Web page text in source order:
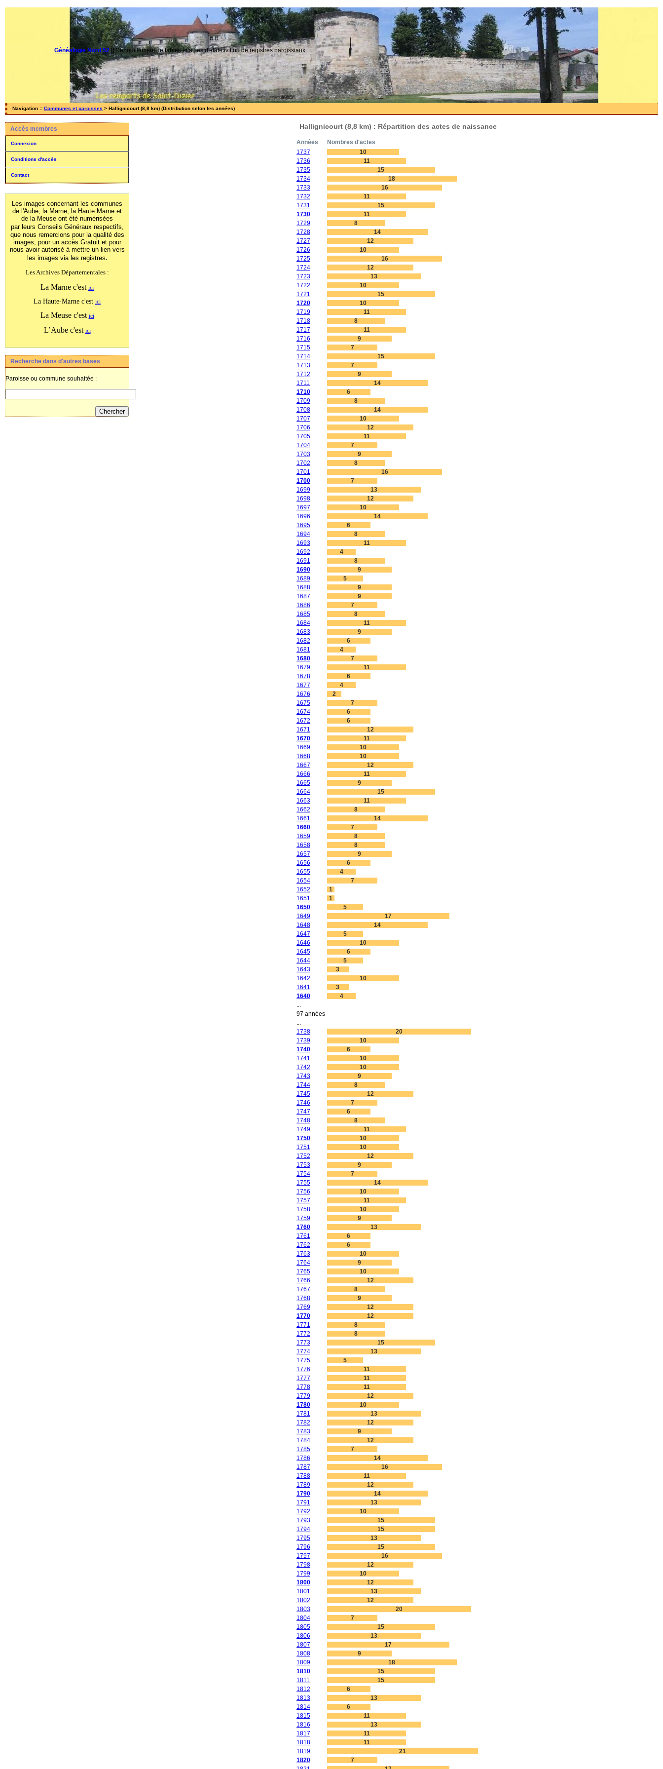
Généalogie Nord 52|| Dépouillement de tables et actes d'état-civil ou de registres paroissiaux
Navigation :: Communes et paroisses > Hallignicourt (8,8 km) (Distribution selon les années)
Accès membres
Connexion
Conditions d'accès
Contact
Les images concernant les communes
de l'Aube, la Marne, la Haute Marne et
de la Meuse ont été numérisées
par leurs Conseils Généraux respectifs,
que nous remercions pour la qualité des
images, pour un accès Gratuit et pour
nous avoir autorisé à mettre un lien vers
les images via les registres.
Les Archives Départementales :
La Marne c'est ici
La Haute-Marne c'est ici
La Meuse c'est ici
L’Aube c'est ici
Recherche dans d'autres bases
Paroisse ou commune souhaitée :
Hallignicourt (8,8 km) : Répartition des actes de naissance
Années
Nombres d'actes
1737
10
1736
11
1735
15
1734
18
1733
16
1732
11
1731
15
1730
11
1729
8
1728
14
1727
12
1726
10
1725
16
1724
12
1723
13
1722
10
1721
15
1720
10
1719
11
1718
8
1717
11
1716
9
1715
7
1714
15
1713
7
1712
9
1711
14
1710
6
1709
8
1708
14
1707
10
1706
12
1705
11
1704
7
1703
9
1702
8
1701
16
1700
7
1699
13
1698
12
1697
10
1696
14
1695
6
1694
8
1693
11
1692
4
1691
8
1690
9
1689
5
1688
9
1687
9
1686
7
1685
8
1684
11
1683
9
1682
6
1681
4
1680
7
1679
11
1678
6
1677
4
1676
2
1675
7
1674
6
1672
6
1671
12
1670
11
1669
10
1668
10
1667
12
1666
11
1665
9
1664
15
1663
11
1662
8
1661
14
1660
7
1659
8
1658
8
1657
9
1656
6
1655
4
1654
7
1652
1
1651
1
1650
5
1649
17
1648
14
1647
5
1646
10
1645
6
1644
5
1643
3
1642
10
1641
3
1640
4
97 années
1738
20
1739
10
1740
6
1741
10
1742
10
1743
9
1744
8
1745
12
1746
7
1747
6
1748
8
1749
11
1750
10
1751
10
1752
12
1753
9
1754
7
1755
14
1756
10
1757
11
1758
10
1759
9
1760
13
1761
6
1762
6
1763
10
1764
9
1765
10
1766
12
1767
8
1768
9
1769
12
1770
12
1771
8
1772
8
1773
15
1774
13
1775
5
1776
11
1777
11
1778
11
1779
12
1780
10
1781
13
1782
12
1783
9
1784
12
1785
7
1786
14
1787
16
1788
11
1789
12
1790
14
1791
13
1792
10
1793
15
1794
15
1795
13
1796
15
1797
16
1798
12
1799
10
1800
12
1801
13
1802
12
1803
20
1804
7
1805
15
1806
13
1807
17
1808
9
1809
18
1810
15
1811
15
1812
6
1813
13
1814
6
1815
11
1816
13
1817
11
1818
11
1819
21
1820
7